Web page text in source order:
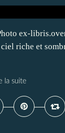
ex-
riche et
la suite